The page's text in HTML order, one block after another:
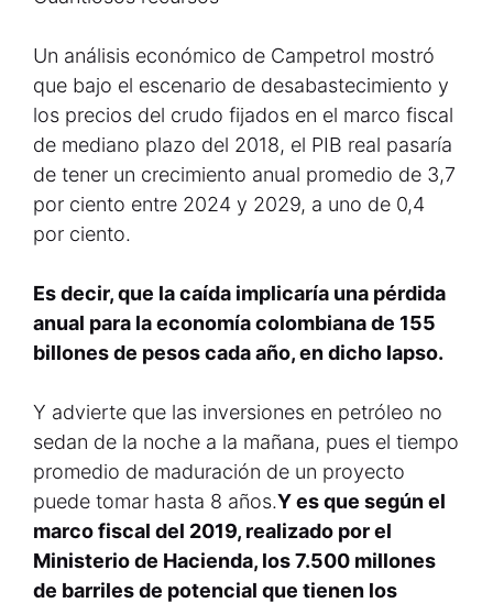
Un análisis económico de Campetrol mostró
que bajo el escenario de desabastecimiento y
los precios del crudo fijados en el marco fiscal
de mediano plazo del 2018, el PIB real pasaría
de tener un crecimiento anual promedio de 3,7
por ciento entre 2024 y 2029, a uno de 0,4
por ciento.
Es decir, que la caída implicaría una pérdida
anual para la economía colombiana de 155
billones de pesos cada año, en dicho lapso.
Y advierte que las inversiones en petróleo no
sedan de la noche a la mañana, pues el tiempo
promedio de maduración de un proyecto
puede tomar hasta 8 años.Y es que según el
marco fiscal del 2019, realizado por el
Ministerio de Hacienda, los 7.500 millones
de barriles de potencial que tienen los